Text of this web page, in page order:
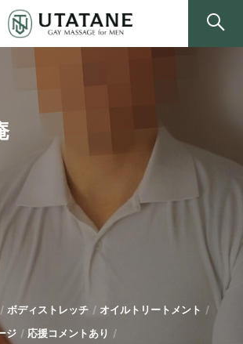
ボディストレッチ
オイルトリートメント
ジ
応援コメントあり